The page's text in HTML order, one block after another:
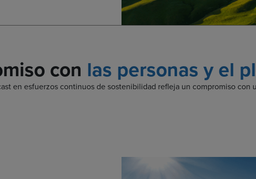
con las personas y el
en esfuerzos continuos de sostenibilidad refleja un compromiso con